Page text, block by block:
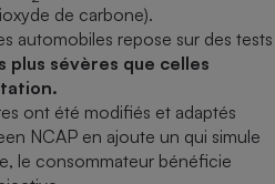
de carbone).
automobiles repose sur des tests
plus sévères que celles
ont été modifiés et adaptés
NCAP en ajoute un qui simule
le consommateur bénéficie